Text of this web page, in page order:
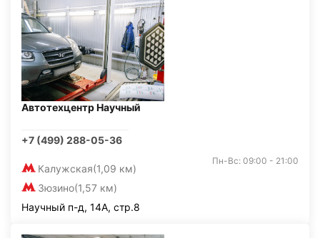
Автотехцентр Научный
+7 (499) 288-05-36
Калужская(1,09 км)
Зюзино(1,57 км)
Пн-Вс: 09:00 - 21:00
Научный п-д, 14А, стр.8